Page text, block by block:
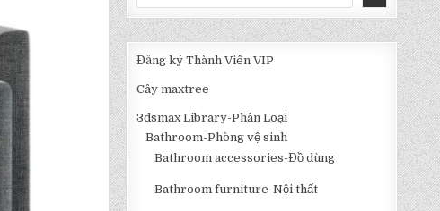
Đăng ký Thành Viên VIP
Cây maxtree
3dsmax Library-Phân Loại
Bathroom-Phòng vệ sinh
Bathroom accessories-Đồ dùng
Bathroom furniture-Nội thất